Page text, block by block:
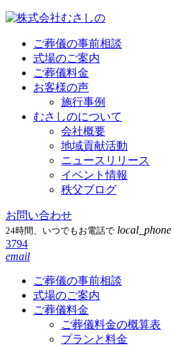
ご葬儀の事前相談
式場のご案内
ご葬儀料金
お客様の声
施行事例
むさしのについて
会社概要
地域貢献活動
ニュースリリース
イベント情報
秩父ブログ
お問い合わせ
24時間、いつでもお電話で local_phone
3794
email
ご葬儀の事前相談
式場のご案内
ご葬儀料金
ご葬儀料金の概算表
プランと料金